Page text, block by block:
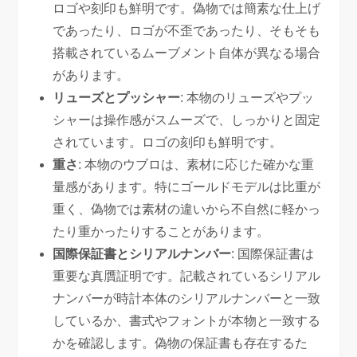
ロゴや刻印も鮮明です。偽物では簡素な仕上げ
であったり、ロゴが不歪であったり、そもそも
搭載されているムーブメント自体が異なる場合
があります。
リューズとプッシャー: 本物のリューズやプッ
シャーは操作感がスムーズで、しっかりと固定
されています。ロゴの刻印も鮮明です。
重さ: 本物のウブロは、素材に応じた確かな重
量感があります。特にゴールドモデルは比重が
重く、偽物では素材の違いから不自然に軽かっ
たり重かったりすることがあります。
国際保証書とシリアルナンバー: 国際保証書は
重要な真贋証明です。記載されているシリアル
ナンバーが時計本体のシリアルナンバーと一致
しているか、書式やフォントが本物と一致する
かを確認します。偽物の保証書も存在するた